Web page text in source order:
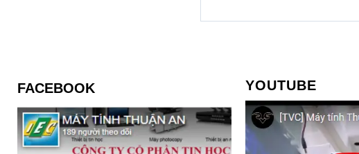
FACEBOOK YOUTUBE